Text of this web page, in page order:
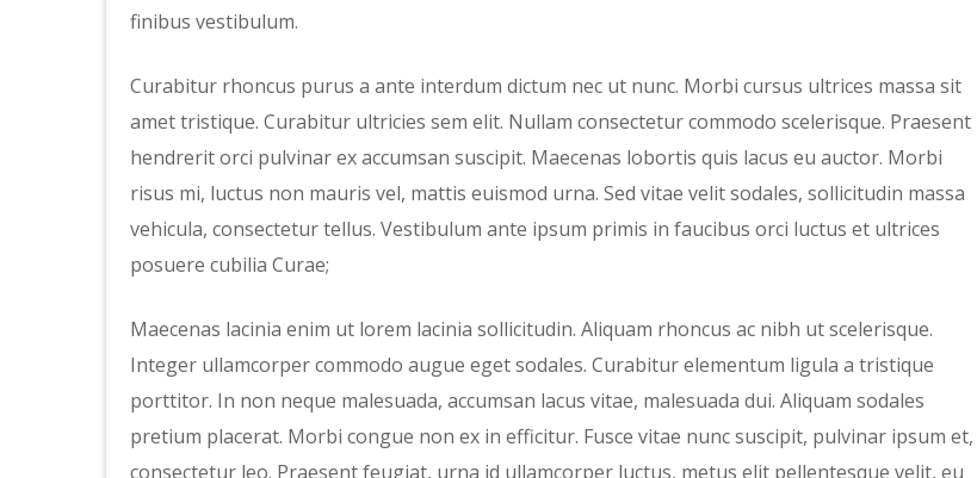
finibus vestibulum.
Curabitur rhoncus purus a ante interdum dictum nec ut nunc. Morbi cursus ultrices massa sit
amet tristique. Curabitur ultricies sem elit. Nullam consectetur commodo scelerisque. Praesent
hendrerit orci pulvinar ex accumsan suscipit. Maecenas lobortis quis lacus eu auctor. Morbi
risus mi, luctus non mauris vel, mattis euismod urna. Sed vitae velit sodales, sollicitudin massa
vehicula, consectetur tellus. Vestibulum ante ipsum primis in faucibus orci luctus et ultrices
posuere cubilia Curae;
Maecenas lacinia enim ut lorem lacinia sollicitudin. Aliquam rhoncus ac nibh ut scelerisque.
Integer ullamcorper commodo augue eget sodales. Curabitur elementum ligula a tristique
porttitor. In non neque malesuada, accumsan lacus vitae, malesuada dui. Aliquam sodales
pretium placerat. Morbi congue non ex in efficitur. Fusce vitae nunc suscipit, pulvinar ipsum et,
consectetur leo. Praesent feugiat, urna id ullamcorper luctus, metus elit pellentesque velit, eu